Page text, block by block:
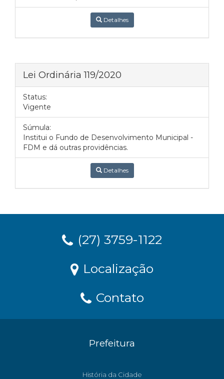
Detalhes
Lei Ordinária 119/2020
Status:
Vigente
Súmula:
Institui o Fundo de Desenvolvimento Municipal -
FDM e dá outras providências.
Detalhes
(27) 3759-1122
Localização
Contato
Prefeitura
História da Cidade